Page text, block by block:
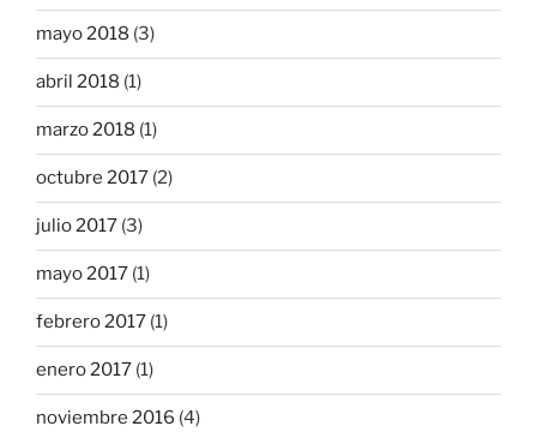
mayo 2018 (3)
abril 2018 (1)
marzo 2018 (1)
octubre 2017 (2)
julio 2017 (3)
mayo 2017 (1)
febrero 2017 (1)
enero 2017 (1)
noviembre 2016 (4)